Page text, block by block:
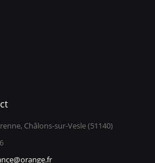
Châlons-sur-Vesle (51140)